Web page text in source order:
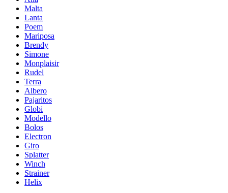
Malta
Lanta
Poem
Mariposa
Brendy
Simone
Мonplaisir
Rudel
Terra
Albero
Pajaritos
Globi
Modello
Bolos
Electron
Giro
Splatter
Winch
Strainer
Helix